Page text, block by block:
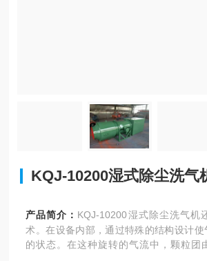
KQJ-10200湿式除尘洗气
产品简介： KQJ-10200湿式除尘洗气机
术。在设备内部，通过特殊的结构设计
的状态。在这种旋转的气流中，颗粒团